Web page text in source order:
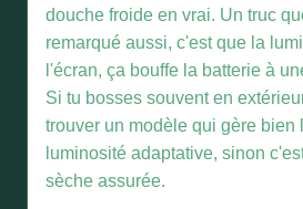
douche froide en vrai. Un truc
remarqué aussi, c'est que la
l'écran, ça bouffe la batterie à
Si tu bosses souvent en
trouver un modèle qui gère bien
luminosité adaptative, sinon
sèche assurée.